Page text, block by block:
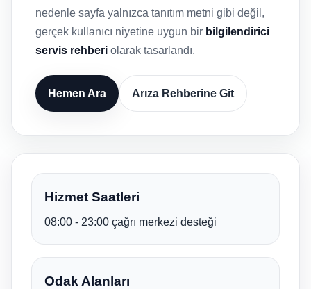
nedenle sayfa yalnızca tanıtım metni gibi değil,
gerçek kullanıcı niyetine uygun bir bilgilendirici
servis rehberi olarak tasarlandı.
Hemen Ara Arıza Rehberine Git
Hizmet Saatleri
08:00 - 23:00 çağrı merkezi desteği
Odak Alanları